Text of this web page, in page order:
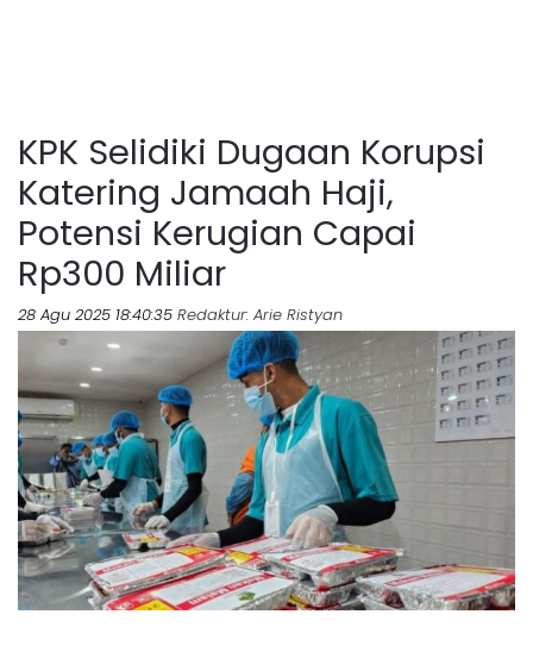
KPK Selidiki Dugaan Korupsi
Katering Jamaah Haji,
Potensi Kerugian Capai
Rp300 Miliar
28 Agu 2025 18:40:35 Redaktur: Arie Ristyan